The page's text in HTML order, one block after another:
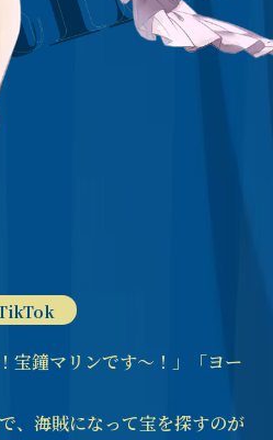
宝鐘マリンです～！」「ヨー
、海賊になって宝を探すのが